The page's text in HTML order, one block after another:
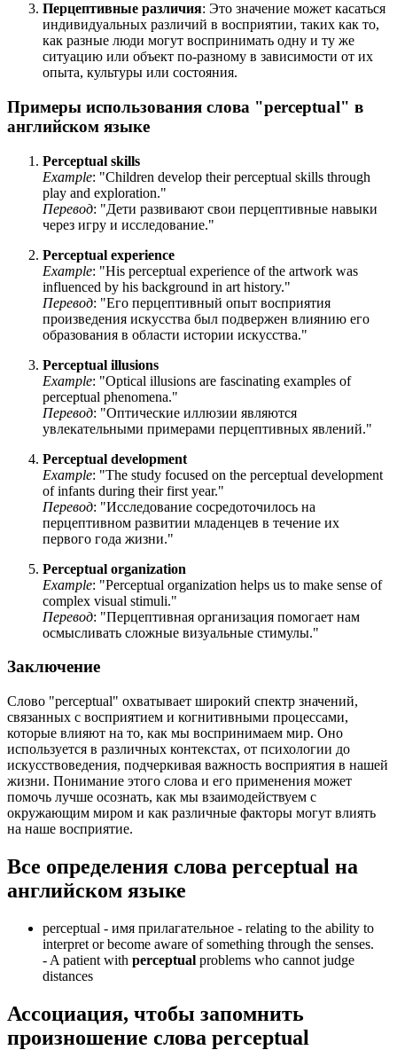
Перцептивные различия: Это значение может касаться
индивидуальных различий в восприятии, таких как то,
как разные люди могут воспринимать одну и ту же
ситуацию или объект по-разному в зависимости от их
опыта, культуры или состояния.
Примеры использования слова "perceptual" в
английском языке
Perceptual skills
Example: "Children develop their perceptual skills through
play and exploration."
Перевод: "Дети развивают свои перцептивные навыки
через игру и исследование."
Perceptual experience
Example: "His perceptual experience of the artwork was
influenced by his background in art history."
Перевод: "Его перцептивный опыт восприятия
произведения искусства был подвержен влиянию его
образования в области истории искусства."
Perceptual illusions
Example: "Optical illusions are fascinating examples of
perceptual phenomena."
Перевод: "Оптические иллюзии являются
увлекательными примерами перцептивных явлений."
Perceptual development
Example: "The study focused on the perceptual development
of infants during their first year."
Перевод: "Исследование сосредоточилось на
перцептивном развитии младенцев в течение их
первого года жизни."
Perceptual organization
Example: "Perceptual organization helps us to make sense of
complex visual stimuli."
Перевод: "Перцептивная организация помогает нам
осмысливать сложные визуальные стимулы."
Заключение
Слово "perceptual" охватывает широкий спектр значений,
связанных с восприятием и когнитивными процессами,
которые влияют на то, как мы воспринимаем мир. Оно
используется в различных контекстах, от психологии до
искусствоведения, подчеркивая важность восприятия в нашей
жизни. Понимание этого слова и его применения может
помочь лучше осознать, как мы взаимодействуем с
окружающим миром и как различные факторы могут влиять
на наше восприятие.
Все определения слова perceptual на
английском языке
perceptual - имя прилагательное - relating to the ability to
interpret or become aware of something through the senses.
- A patient with perceptual problems who cannot judge
distances
Ассоциация, чтобы запомнить
произношение слова perceptual